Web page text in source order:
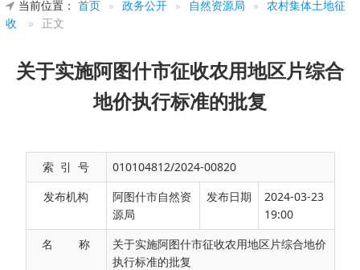
当前位置： 首页 » 政务公开 » 自然资源局 »
农村集体土地征
收
» 正文
关于实施阿图什市征收农用地区片综合
地价执行标准的批复
索 引 号
010104812/2024-00820
发布机构
阿图什市自然资
源局
发布日期
2024-03-23
19:00
名 称
关于实施阿图什市征收农用地区片综合地价
执行标准的批复